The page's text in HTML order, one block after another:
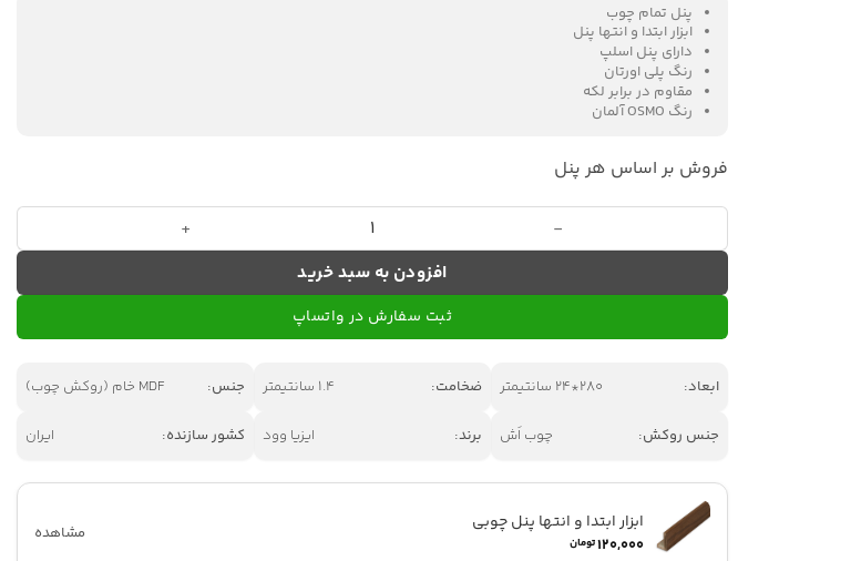
پنل تمام چوب
ابزار ابتدا و انتها پنل
دارای پنل اسلپ
رنگ پلی‌ اورتان
مقاوم در برابر لکه
رنگ OSMO آلمان
فروش بر اساس هر پنل
دیوارپوش چوبی ایزیاوود کد S036 عدد
افزودن به سبد خرید
ثبت سفارش در واتساپ
ابعاد: 280*24 سانتیمتر ضخامت: 1.4 سانتیمتر جنس: MDF خام (روکش چوب)
جنس روکش: چوب اَش برند: ایزیا وود کشور سازنده: ایران
ابزار ابتدا و انتها پنل چوبی
۱۲۰,۰۰۰تومان مشاهده